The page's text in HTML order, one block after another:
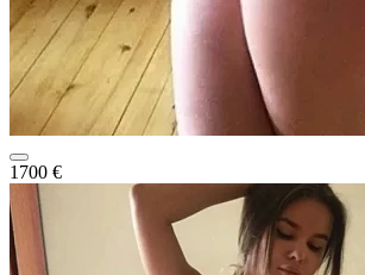
1700 €